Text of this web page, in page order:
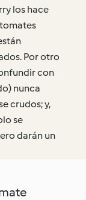
los hace
tomates
Por otro
con
nunca
crudos; y,
se
darán un